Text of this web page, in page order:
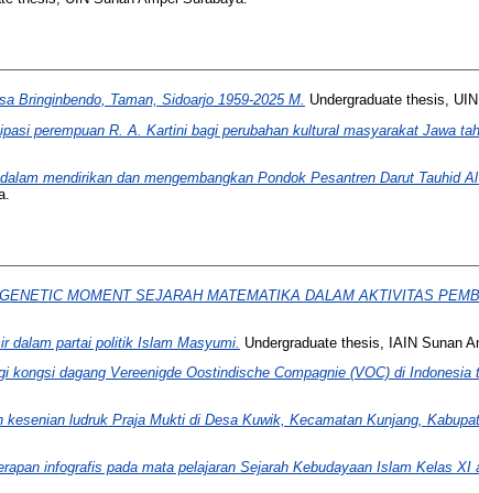
Bringinbendo, Taman, Sidoarjo 1959-2025 M. Undergraduate thesis,
perempuan R. A. Kartini bagi perubahan kultural masyarakat Jawa
mendirikan dan mengembangkan Pondok Pesantren Darut Tauhid
MOMENT SEJARAH MATEMATIKA DALAM AKTIVITAS
dalam partai politik Islam Masyumi. Undergraduate thesis, IAIN Sunan
kongsi dagang Vereenigde Oostindische Compagnie (VOC) di Indonesia
kesenian ludruk Praja Mukti di Desa Kuwik, Kecamatan Kunjang,
infografis pada mata pelajaran Sejarah Kebudayaan Islam Kelas XI